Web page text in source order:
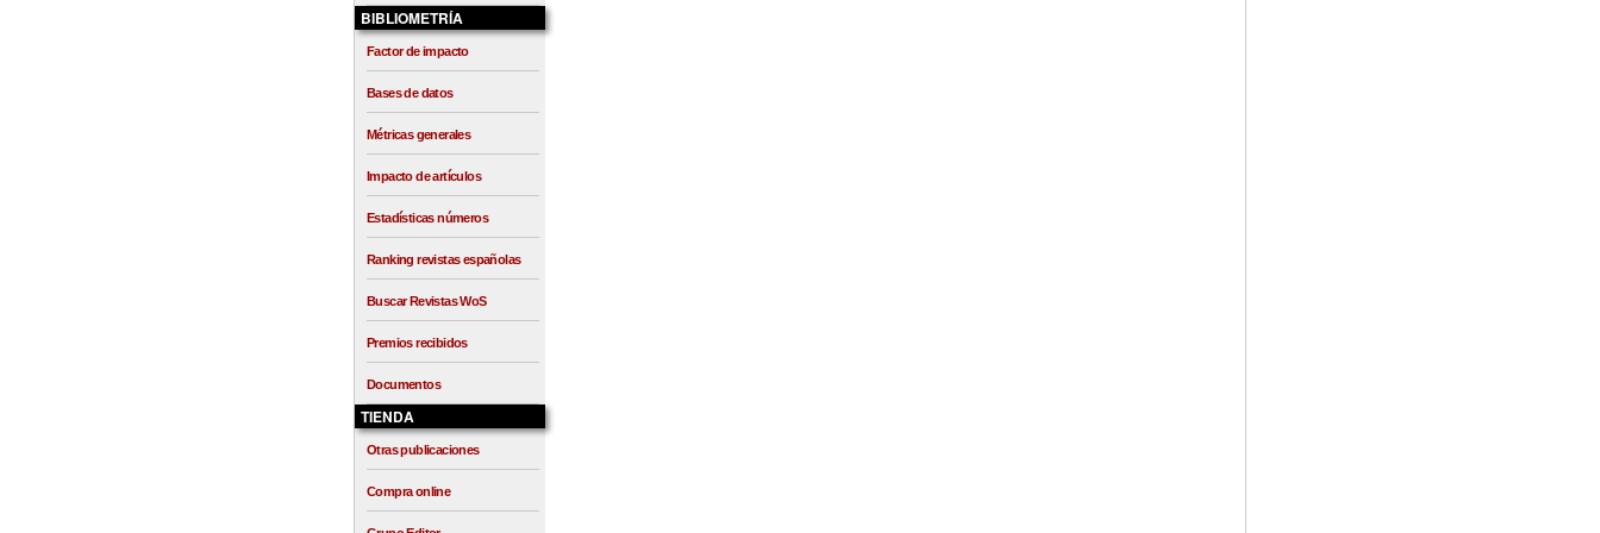
BIBLIOMETRÍA
Factor de impacto
Bases de datos
Métricas generales
Impacto de artículos
Estadísticas números
Ranking revistas españolas
Buscar Revistas WoS
Premios recibidos
Documentos
TIENDA
Otras publicaciones
Compra online